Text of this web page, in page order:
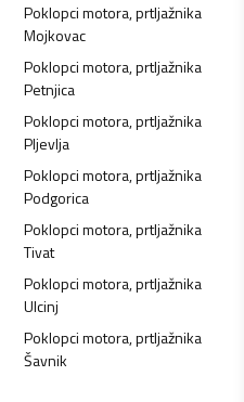
Poklopci motora, prtljažnika
Mojkovac
Poklopci motora, prtljažnika
Petnjica
Poklopci motora, prtljažnika
Pljevlja
Poklopci motora, prtljažnika
Podgorica
Poklopci motora, prtljažnika
Tivat
Poklopci motora, prtljažnika
Ulcinj
Poklopci motora, prtljažnika
Šavnik